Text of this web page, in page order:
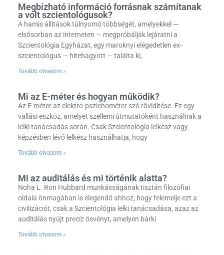
Megbízható információ forrásnak számítanak
a volt szcientológusok?
A hamis állítások túlnyomó többségét, amelyekkel —
elsősorban az interneten — megpróbálják lejáratni a
Szcientológia Egyházat, egy maroknyi elégedetlen ex-
szcientológus — hitehagyott — találta ki,
Tovább olvasom »
Mi az E-méter és hogyan működik?
Az E-méter az elektro-pszichométer szó rövidítése. Ez egy
vallási eszköz, amelyet szellemi útmutatóként használnak a
lelki tanácsadás során. Csak Szcientológia lelkész vagy
képzésben lévő lelkész használhatja, hogy
Tovább olvasom »
Mi az auditálás és mi történik alatta?
Noha L. Ron Hubbard munkásságának tisztán filozófiai
oldala önmagában is elegendő ahhoz, hogy felemelje ezt a
civilizációt, csak a Szcientológia lelki tanácsadása, azaz az
auditálás nyújt precíz ösvényt, amelyen bárki
Tovább olvasom »